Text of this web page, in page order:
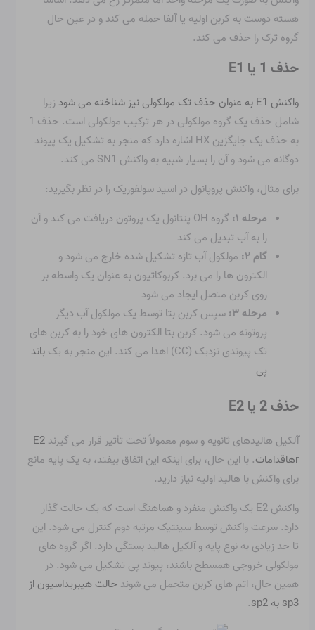
هسته دوست به کربن اولیه یا آلفا حمله می کند و در عین حال
گروه ترک را حذف می کند.
حذف 1 یا E1
واکنش E1 به عنوان حذف تک مولکولی نیز شناخته می شود
زیرا
شامل حذف یک گروه مولکولی در هر ترکیب مولکولی است. حذف 1
به حذف یک جایگزین HX اشاره دارد که منجر به تشکیل یک پیوند
دوگانه می شود و آن را بسیار شبیه به واکنش SN1 می کند.
برای مثال، واکنش پروپانول در اسید سولفوریک را در نظر بگیرید:
مرحله ۱:
گروه OH پنتانول یک پروتون دریافت می کند و آن
را به آب تبدیل می کند
گام ۲:
مولکول آب تازه تشکیل شده خارج می شود و
الکترون ها را می برد. کربوکاتیون به عنوان یک واسطه بر
روی کربن متصل ایجاد می شود
مرحله ۳:
سپس کربن بتا توسط یک مولکول آب دیگر
پروتونه می شود. کربن بتا الکترون های خود را به کربن های
تک پیوندی نزدیک (CC) اهدا می کند. این منجر به یک
باند
پی
حذف 2 یا E2
آلکیل هالیدهای ثانویه و سوم معمولاً تحت تأثیر قرار می گیرندE2
rهاقدامات. با این حال، برای اینکه این اتفاق بیفتد، به یک پایه مانع
برای واکنش با هالید اولیه نیاز دارید.
واکنش E2 یک واکنش منفرد و هماهنگ است که یک حالت گذار
دارد. سرعت واکنش توسط سینتیک مرتبه دوم کنترل می شود. این
تا حد زیادی به نوع پایه و آلکیل هالید بستگی دارد. اگر گروه های
مولکولی خروجی همسطح باشند، پیوند پی تشکیل می شود. در
همین حال، اتم های کربن متحمل می شوند حالت هیبریداسیون از
sp3 به sp2
.